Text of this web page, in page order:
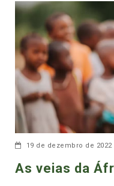
19 de dezembro de 2022
As veias da